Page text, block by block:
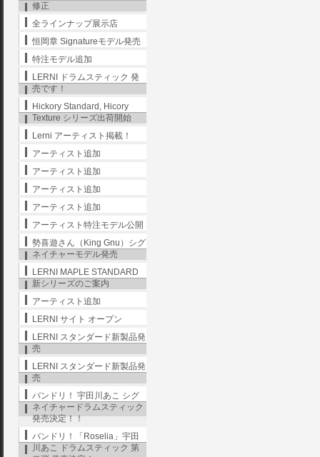
修正
全ラインナップ展示店
恒岡章 Signatureモデル発売
特注モデル追加
LERNI ドラムスティック 発
売です！
Hickory Standard, Hicory
Texture シリーズ出荷開始
Lerni アーティスト掲載！
アーティスト追加
アーティスト追加
アーティスト追加
アーティスト追加
アーティスト特注モデル公開
勢喜遊さん（King Gnu）シグ
ネイチャーモデル発売
LERNI MAPLE STANDARD
新シリーズのご案内
アーティスト追加
LERNI サイト オープン
LERNI スタンダード新製品発
売
LERNI スタンダード新製品発
売
バンドリ！ 宇田川あこ シグ
ネイチャードラムスティック
発売決定！！
バンドリ！「Roselia」宇田
川あこ ドラムスティック 第